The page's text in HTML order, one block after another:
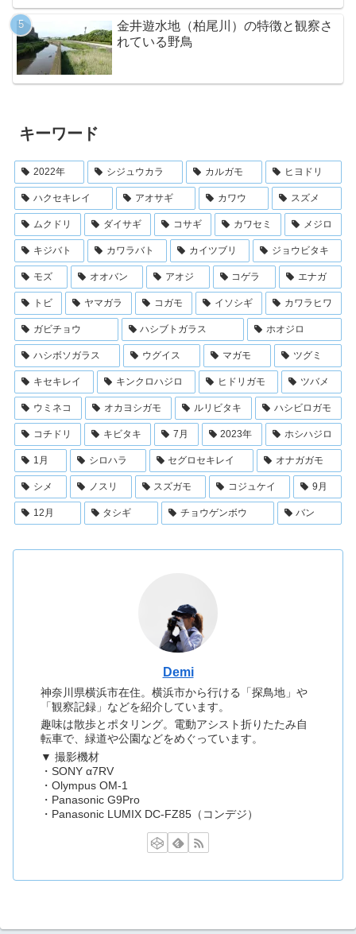
金井遊水地（柏尾川）の特徴と観察さ
れている野鳥
キーワード
2022年 シジュウカラ カルガモ ヒヨドリ
ハクセキレイ アオサギ カワウ スズメ
ムクドリ ダイサギ コサギ カワセミ メジロ
キジバト カワラバト カイツブリ ジョウビタキ
モズ オオバン アオジ コゲラ エナガ
トビ ヤマガラ コガモ イソシギ カワラヒワ
ガビチョウ ハシブトガラス ホオジロ
ハシボソガラス ウグイス マガモ ツグミ
キセキレイ キンクロハジロ ヒドリガモ ツバメ
ウミネコ オカヨシガモ ルリビタキ ハシビロガモ
コチドリ キビタキ 7月 2023年 ホシハジロ
1月 シロハラ セグロセキレイ オナガガモ
シメ ノスリ スズガモ コジュケイ 9月
12月 タシギ チョウゲンボウ バン
Demi
神奈川県横浜市在住。横浜市から行ける「探鳥地」や
「観察記録」などを紹介しています。
趣味は散歩とポタリング。電動アシスト折りたたみ自
転車で、緑道や公園などをめぐっています。
▼ 撮影機材
・SONY α7RV
・Olympus OM-1
・Panasonic G9Pro
・Panasonic LUMIX DC-FZ85（コンデジ）